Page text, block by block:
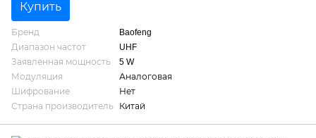
Купить
Бренд
Baofeng
Диапазон частот
UHF
Заявленная мощность
5 W
Модуляция
Аналоговая
Шифрование
Нет
Страна производитель
Китай